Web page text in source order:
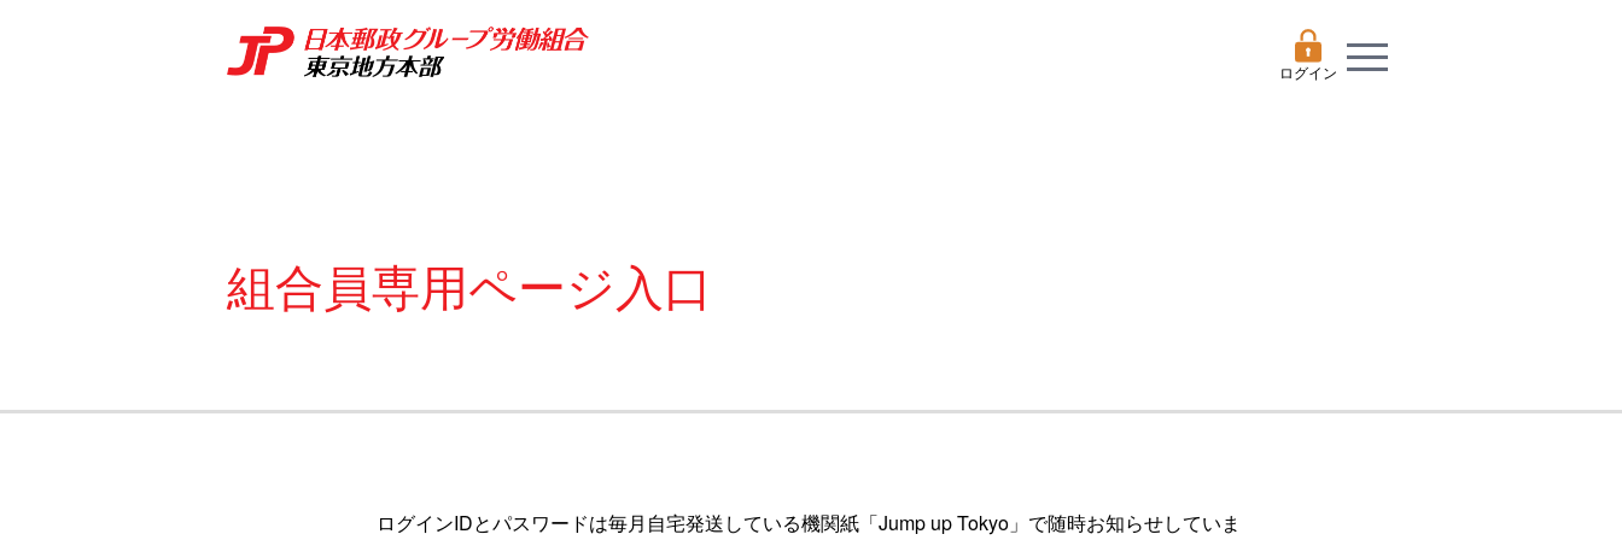
ログイン
組合員専用ページ入口
ログインIDとパスワードは毎月自宅発送している機関紙「Jump up Tokyo」で随時お知らせしていま